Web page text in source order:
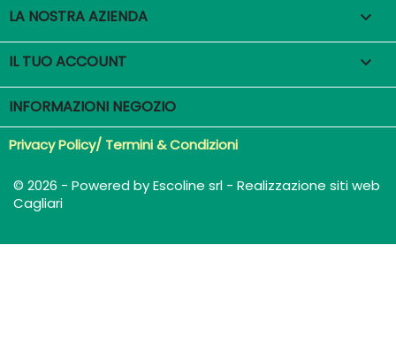
LA NOSTRA AZIENDA 
IL TUO ACCOUNT 
INFORMAZIONI NEGOZIO
Privacy Policy/ Termini & Condizioni
© 2026 - Powered by Escoline srl - Realizzazione siti web
Cagliari